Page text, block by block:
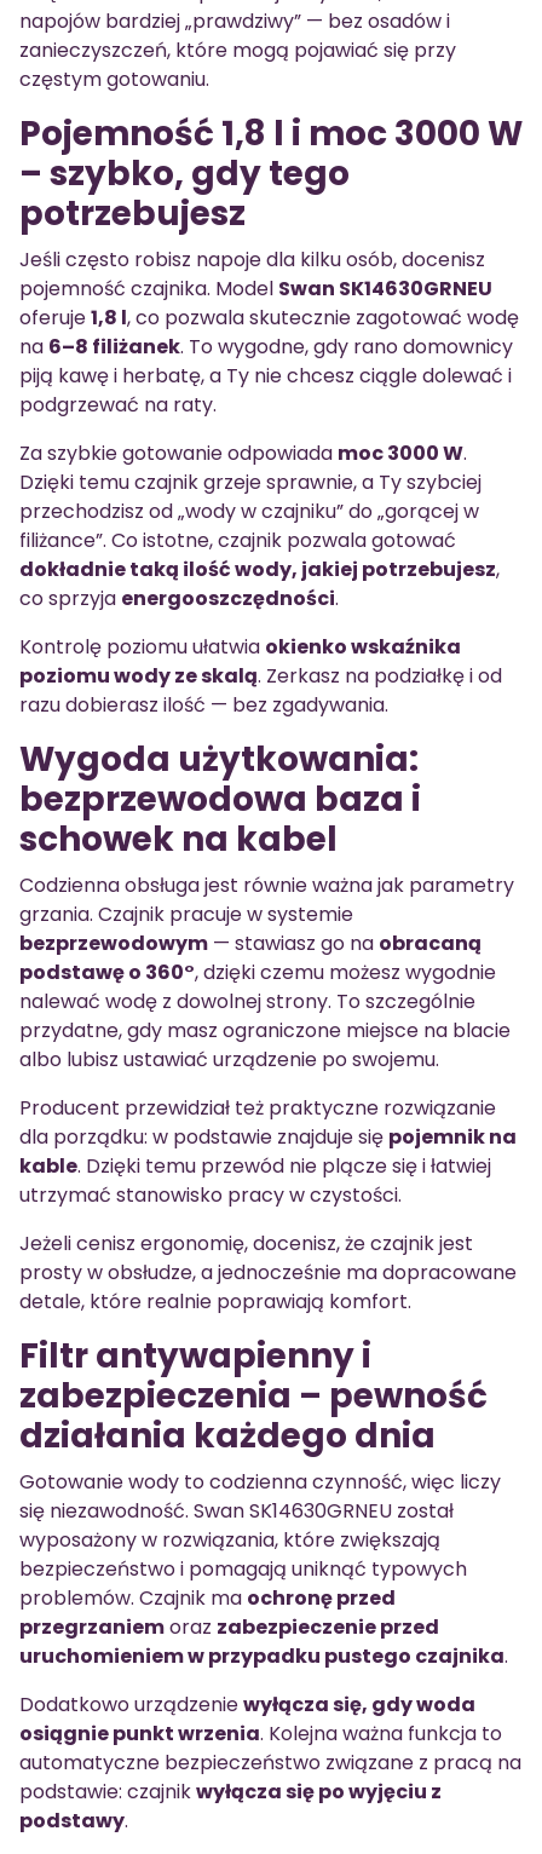
napojów bardziej „prawdziwy” — bez osadów i
zanieczyszczeń, które mogą pojawiać się przy
częstym gotowaniu.
Pojemność 1,8 l i moc 3000 W
– szybko, gdy tego
potrzebujesz
Jeśli często robisz napoje dla kilku osób, docenisz
pojemność czajnika. Model Swan SK14630GRNEU
oferuje1,8 l, co pozwala skutecznie zagotować wodę
na 6–8 filiżanek. To wygodne, gdy rano domownicy
piją kawę i herbatę, a Ty nie chcesz ciągle dolewać i
podgrzewać na raty.
Za szybkie gotowanie odpowiada moc 3000 W.
Dzięki temu czajnik grzeje sprawnie, a Ty szybciej
przechodzisz od „wody w czajniku” do „gorącej w
filiżance”. Co istotne, czajnik pozwala gotować
dokładnie taką ilość wody, jakiej potrzebujesz,
co sprzyja energooszczędności.
Kontrolę poziomu ułatwia okienko wskaźnika
poziomu wody ze skalą. Zerkasz na podziałkę i od
razu dobierasz ilość — bez zgadywania.
Wygoda użytkowania:
bezprzewodowa baza i
schowek na kabel
Codzienna obsługa jest równie ważna jak parametry
grzania. Czajnik pracuje w systemie
bezprzewodowym — stawiasz go na obracaną
podstawę o 360°, dzięki czemu możesz wygodnie
nalewać wodę z dowolnej strony. To szczególnie
przydatne, gdy masz ograniczone miejsce na blacie
albo lubisz ustawiać urządzenie po swojemu.
Producent przewidział też praktyczne rozwiązanie
dla porządku: w podstawie znajduje się pojemnik na
kable. Dzięki temu przewód nie plącze się i łatwiej
utrzymać stanowisko pracy w czystości.
Jeżeli cenisz ergonomię, docenisz, że czajnik jest
prosty w obsłudze, a jednocześnie ma dopracowane
detale, które realnie poprawiają komfort.
Filtr antywapienny i
zabezpieczenia – pewność
działania każdego dnia
Gotowanie wody to codzienna czynność, więc liczy
się niezawodność. Swan SK14630GRNEU został
wyposażony w rozwiązania, które zwiększają
bezpieczeństwo i pomagają uniknąć typowych
problemów. Czajnik ma ochronę przed
przegrzaniemoraz zabezpieczenie przed
uruchomieniem w przypadku pustego czajnika.
Dodatkowo urządzeniewyłącza się, gdy woda
osiągnie punkt wrzenia. Kolejna ważna funkcja to
automatyczne bezpieczeństwo związane z pracą na
podstawie: czajnikwyłącza się po wyjęciu z
podstawy.